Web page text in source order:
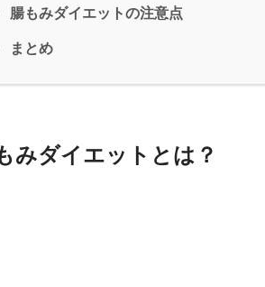
腸もみダイエットの注意点
まとめ
みダイエットとは？